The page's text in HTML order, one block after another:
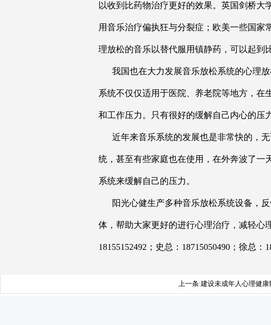
以收到比药物治疗更好的效果。英国剑桥大
用音乐治疗偏执狂与分裂症；欧美一些国
理放松的音乐以替代服用镇静药，可以起到
我国也在大力发展音乐放松系统的心理
系统不仅仅适用于医院、养老院等地方，在
和工作压力。只有很好的缓解自己内心的压
近年来音乐系统的发展也是非常快的，
统，甚至有些家庭也在使用，在外奔波了一
系统来缓解自己的压力。
阳光心健生产多种音乐放松系统设备，
体，帮助大家更好的进行心理治疗，减轻心
18155152492；史总：18715050490；徐总：
上一条:建设未成年人心理健